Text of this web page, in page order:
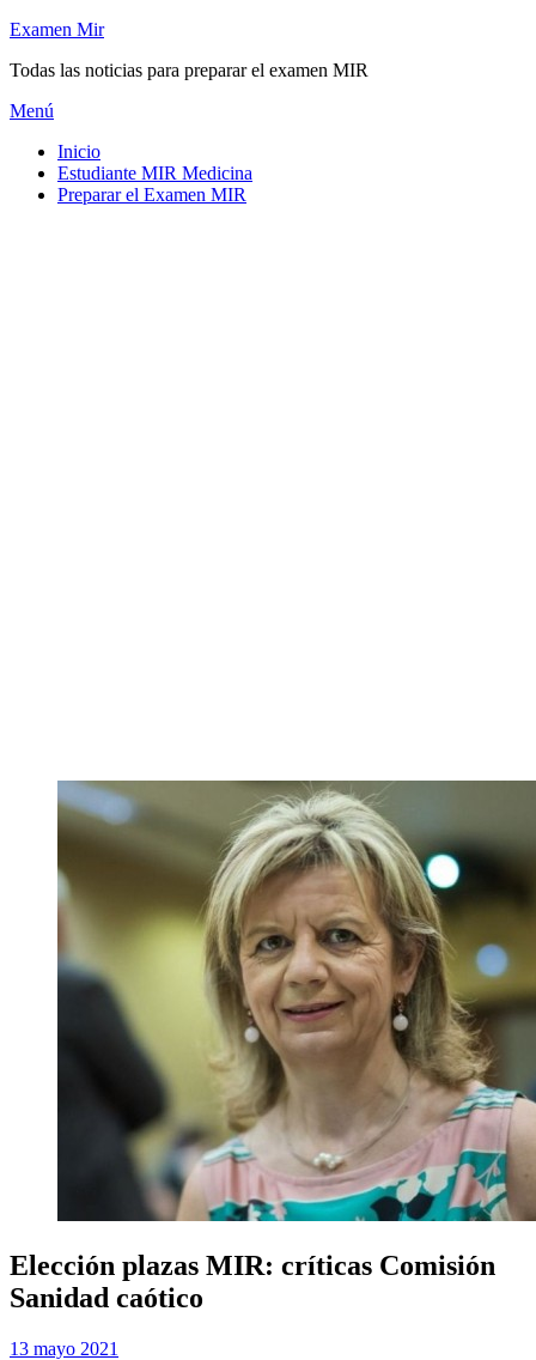
Saltar
contenido
Examen Mir
Todas las noticias para preparar el examen MIR
Menú
Inicio
Estudiante MIR Medicina
Preparar el Examen MIR
Elección plazas MIR: críticas Comisión
Sanidad caótico
porExamen MIR
Publicada
13 mayo 2021